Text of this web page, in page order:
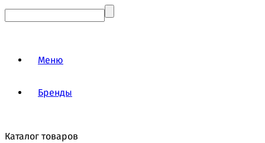
Меню
Бренды
Каталог товаров